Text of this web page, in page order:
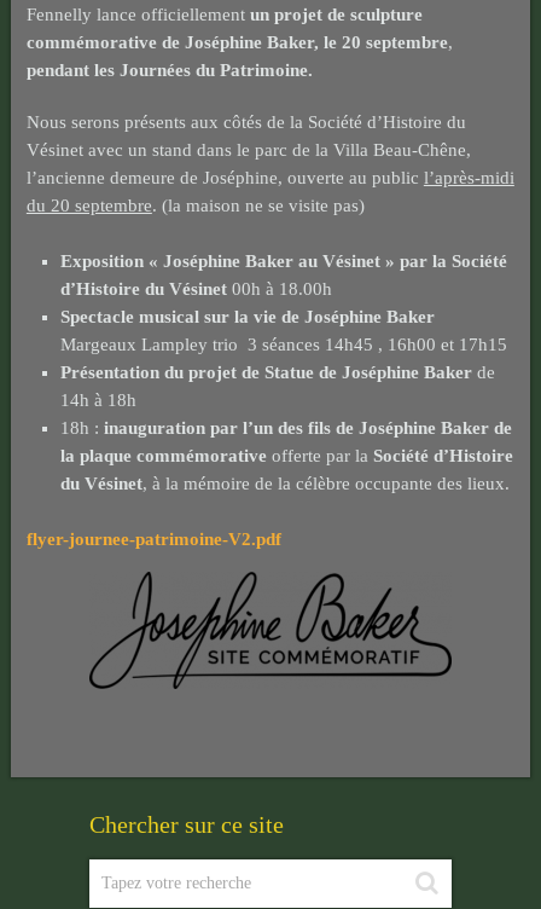
Fennelly lance officiellementun projet de sculpture
commémorative de Joséphine Baker, le 20 septembre,
pendant les Journées du Patrimoine.
Nous serons présents aux côtés de la Société d’Histoire du
Vésinet avec un stand dans le parc de la Villa Beau-Chêne,
l’ancienne demeure de Joséphine, ouverte au public l’après-midi
du 20 septembre. (la maison ne se visite pas)
Exposition « Joséphine Baker au Vésinet » par la Société
d’Histoire du Vésinet 00h à 18.00h
Spectacle musical sur la vie de Joséphine Baker
Margeaux Lampley trio 3 séances 14h45 , 16h00 et 17h15
Présentation du projet de Statue de Joséphine Bakerde
14h à 18h
18h :inauguration par l’un des fils de Joséphine Baker de
la plaque commémorative offerte par la Société d’Histoire
du Vésinet, à la mémoire de la célèbre occupante des lieux.
flyer-journee-patrimoine-V2.pdf
Chercher sur ce site